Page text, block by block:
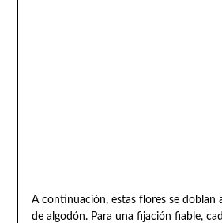
A continuación, estas flores se doblan
de algodón. Para una fijación fiable,